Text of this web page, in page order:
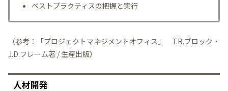
ベストプラクティスの把握と実行
（参考：「プロジェクトマネジメントオフィス」 T.R.ブロック・
J.D.フレーム著 / 生産出版）
人材開発